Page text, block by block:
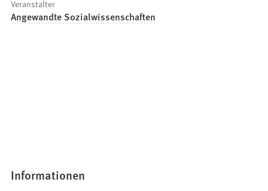
Veranstalter
Angewandte Sozialwissenschaften
Informationen